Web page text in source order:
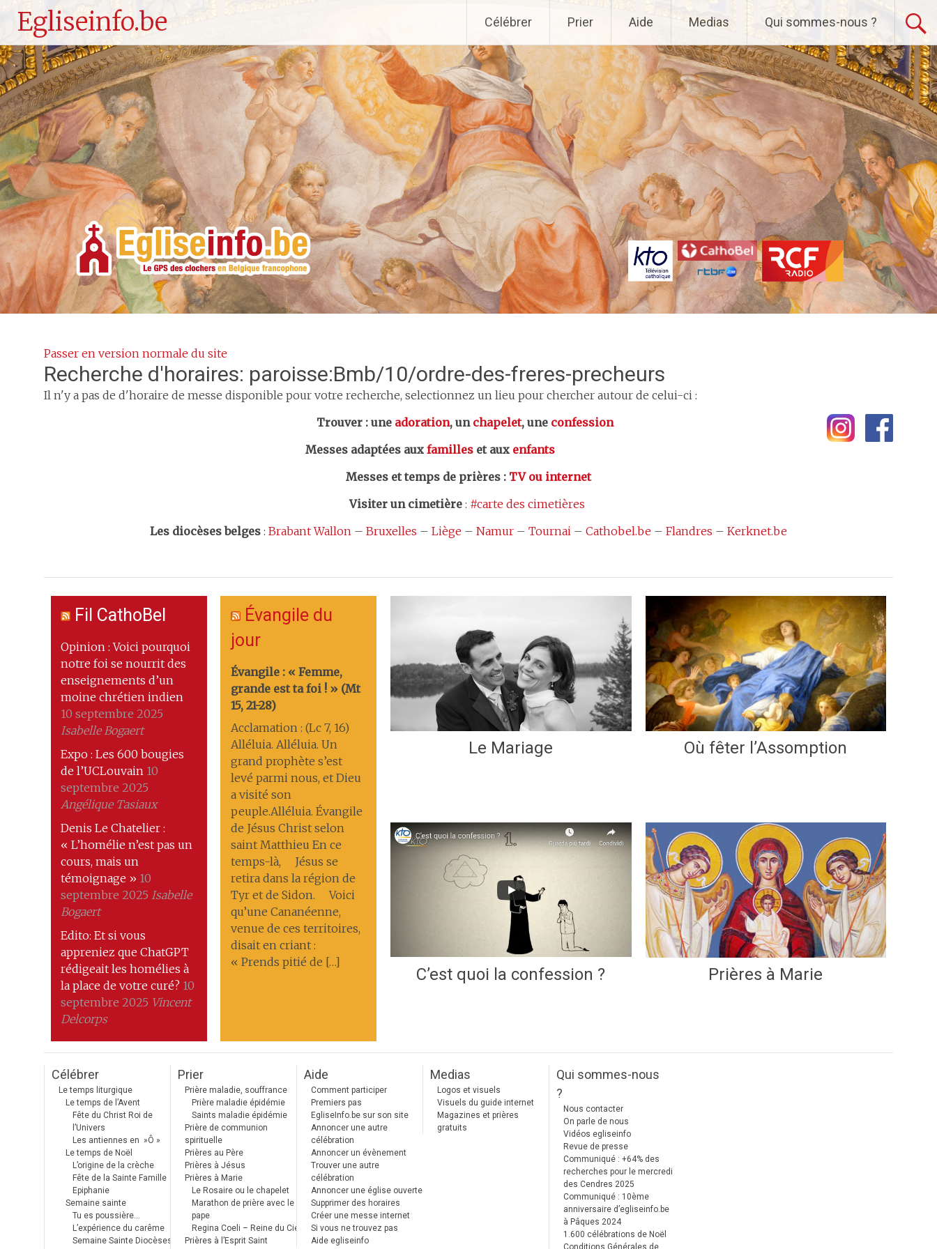
Egliseinfo.be
au
principal
Célébrer Prier Aide Medias Qui sommes-nous ?
Passer en version normale du site
Recherche d'horaires: paroisse:Bmb/10/ordre-des-freres-precheurs
Il n'y a pas de d'horaire de messe disponible pour votre recherche, selectionnez un lieu pour chercher autour de celui-ci :
Trouver : une adoration, un chapelet, une confession
Messes adaptées aux familles et aux enfants
Messes et temps de prières : TV ou internet
Visiter un cimetière : #carte des cimetières
Les diocèses belges : Brabant Wallon – Bruxelles – Liège – Namur – Tournai – Cathobel.be – Flandres – Kerknet.be
Fil CathoBel
Opinion : Voici pourquoi
notre foi se nourrit des
enseignements d’un
moine chrétien indien
10 septembre 2025
Isabelle Bogaert
Expo : Les 600 bougies
de l’UCLouvain 10
septembre 2025
Angélique Tasiaux
Denis Le Chatelier :
« L’homélie n’est pas un
cours, mais un
témoignage » 10
septembre 2025 Isabelle
Bogaert
Edito: Et si vous
appreniez que ChatGPT
rédigeait les homélies à
la place de votre curé? 10
septembre 2025 Vincent
Delcorps
Évangile du
jour
Évangile : « Femme,
grande est ta foi ! » (Mt
15, 21-28)
Acclamation : (Lc 7, 16)
Alléluia. Alléluia. Un
grand prophète s’est
levé parmi nous, et Dieu
a visité son
peuple.Alléluia. Évangile
de Jésus Christ selon
saint Matthieu En ce
temps-là, Jésus se
retira dans la région de
Tyr et de Sidon. Voici
qu’une Cananéenne,
venue de ces territoires,
disait en criant :
« Prends pitié de […]
Le Mariage Où fêter l’Assomption
C’est quoi la confession ? Prières à Marie
Célébrer
Le temps liturgique
Le temps de l’Avent
Fête du Christ Roi de
l’Univers
Les antiennes en »Ô »
Le temps de Noël
L’origine de la crèche
Fête de la Sainte Famille
Epiphanie
Semaine sainte
Tu es poussière…
L’expérience du carême
Semaine Sainte Diocèses
Prier
Prière maladie, souffrance
Prière maladie épidémie
Saints maladie épidémie
Prière de communion
spirituelle
Prières au Père
Prières à Jésus
Prières à Marie
Le Rosaire ou le chapelet
Marathon de prière avec le
pape
Regina Coeli – Reine du Ciel
Prières à l’Esprit Saint
Aide
Comment participer
Premiers pas
EgliseInfo.be sur son site
Annoncer une autre
célébration
Annoncer un évènement
Trouver une autre
célébration
Annoncer une église ouverte
Supprimer des horaires
Créer une messe internet
Si vous ne trouvez pas
Aide egliseinfo
Medias
Logos et visuels
Visuels du guide internet
Magazines et prières
gratuits
Qui sommes-nous
?
Nous contacter
On parle de nous
Vidéos egliseinfo
Revue de presse
Communiqué : +64% des
recherches pour le mercredi
des Cendres 2025
Communiqué : 10ème
anniversaire d’egliseinfo.be
à Pâques 2024
1.600 célébrations de Noël
Conditions Générales de